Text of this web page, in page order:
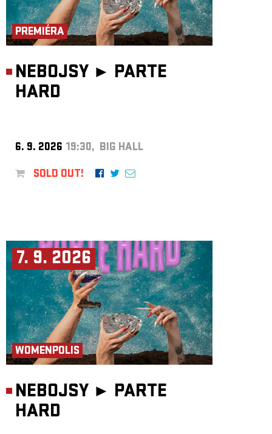
PREMIÉRA
NEBOJSY ► PARTE
HARD
6. 9. 2026 19:30, BIG HALL
SOLD OUT!
7. 9. 2026
WOMENPOLIS
NEBOJSY ► PARTE
HARD